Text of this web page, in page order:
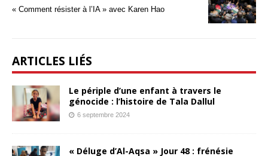
« Comment résister à l’IA » avec Karen Hao
ARTICLES LIÉS
Le périple d’une enfant à travers le
génocide : l’histoire de Tala Dallul
6 septembre 2024
« Déluge d’Al-Aqsa » Jour 48 : frénésie